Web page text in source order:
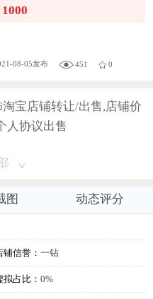
08-05发布 451 0
宝店铺转让/出售,店铺价
人协议出售
图 动态评分
铺信誉： 一钻
拟占比： 0%